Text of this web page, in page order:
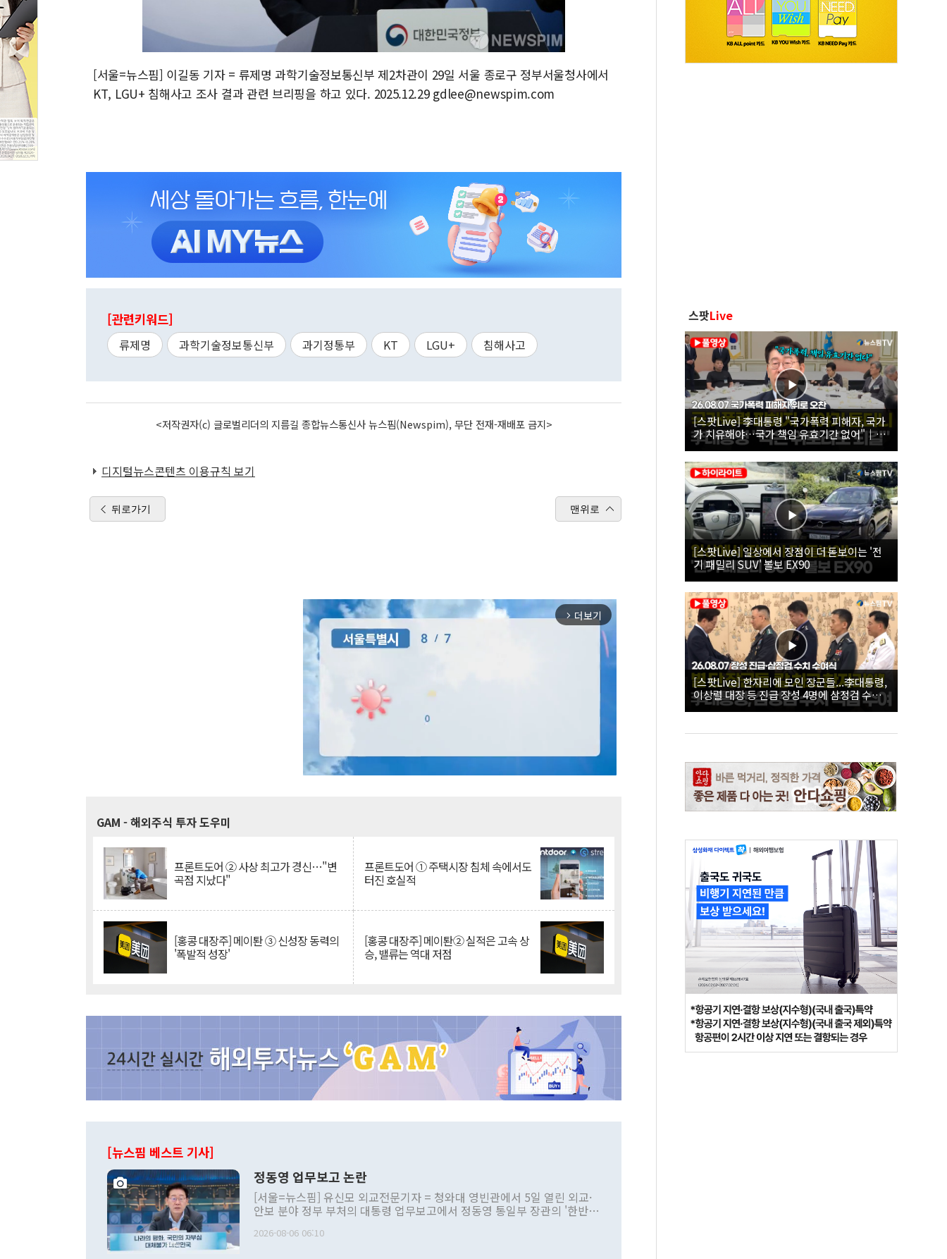
[서울=뉴스핌] 이길동 기자 = 류제명 과학기술정보통신부 제2차관이 29일 서울 종로구 정부서울청사에서
KT, LGU+ 침해사고 조사 결과 관련 브리핑을 하고 있다. 2025.12.29 gdlee@newspim.com
[관련키워드]
류제명 과학기술정보통신부 과기정통부 KT LGU+ 침해사고
<저작권자(c) 글로벌리더의 지름길 종합뉴스통신사 뉴스핌(Newspim), 무단 전재-재배포 금지>
디지털뉴스콘텐츠 이용규칙 보기
뒤로가기 맨위로
arrow_forward_ios 더보기
GAM - 해외주식 투자 도우미
프론트도어 ② 사상 최고가 경신…"변
곡점 지났다"
프론트도어 ① 주택시장 침체 속에서도
터진 호실적
[홍콩 대장주] 메이퇀 ③ 신성장 동력의
'폭발적 성장'
[홍콩 대장주] 메이퇀② 실적은 고속 상
승, 밸류는 역대 저점
[뉴스핌 베스트 기사]
정동영 업무보고 논란
[서울=뉴스핌] 유신모 외교전문기자 = 청와대 영빈관에서 5일 열린 외교·
안보 분야 정부 부처의 대통령 업무보고에서 정동영 통일부 장관의 '한반도
발언 중에는 정부 내 조율을 거치지 않은 사안을 정책으로 추진하겠다고 공
2026-08-06 06:10
스팟Live
[스팟Live] 李대통령 "국가폭력 피해자, 국가
가 치유해야…국가 책임 유효기간 없어"｜
26.08.07 국가폭력 피해자 위로 오찬
[스팟Live] 일상에서 장점이 더 돋보이는 '전
기 패밀리 SUV' 볼보 EX90
[스팟Live] 한자리에 모인 장군들...李대통령,
이상렬 대장 등 진급 장성 4명에 삼정검 수치
직접 수여｜26.08.07 장성 진급·삼정검 수치